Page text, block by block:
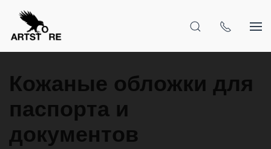
Кожаные обложки для
паспорта и
документов